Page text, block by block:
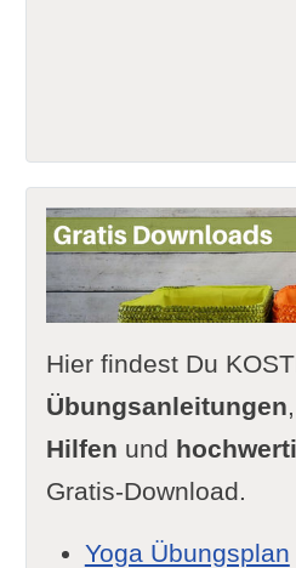
Hier findest Du
Übungsanleitungen,
Hilfen und
Gratis-Download.
Yoga Übungsplan